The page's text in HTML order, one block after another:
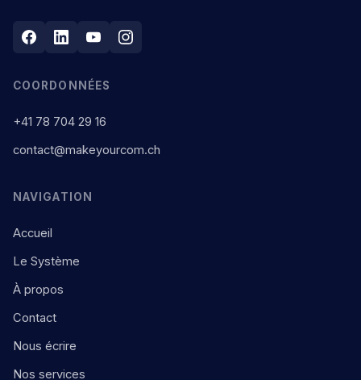
COORDONNÉES
+41 78 704 29 16
contact@makeyourcom.ch
NAVIGATION
Accueil
Le Système
À propos
Contact
Nous écrire
Nos services